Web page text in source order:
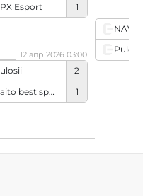
Esport
1
2
Kaito best spot manager
1
12 апр 2026 03:00 Pulosii